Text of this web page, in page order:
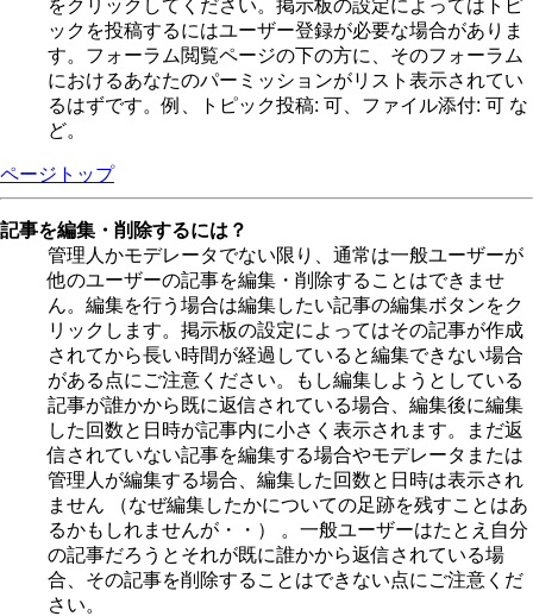
をクリックしてください。掲示板の設定によってはトピ
ックを投稿するにはユーザー登録が必要な場合がありま
す。フォーラム閲覧ページの下の方に、そのフォーラム
におけるあなたのパーミッションがリスト表示されてい
るはずです。例、トピック投稿: 可、ファイル添付: 可 な
ど。
ページトップ
記事を編集・削除するには？
管理人かモデレータでない限り、通常は一般ユーザーが
他のユーザーの記事を編集・削除することはできませ
ん。編集を行う場合は編集したい記事の編集ボタンをク
リックします。掲示板の設定によってはその記事が作成
されてから長い時間が経過していると編集できない場合
がある点にご注意ください。もし編集しようとしている
記事が誰かから既に返信されている場合、編集後に編集
した回数と日時が記事内に小さく表示されます。まだ返
信されていない記事を編集する場合やモデレータまたは
管理人が編集する場合、編集した回数と日時は表示され
ません （なぜ編集したかについての足跡を残すことはあ
るかもしれませんが・・） 。一般ユーザーはたとえ自分
の記事だろうとそれが既に誰かから返信されている場
合、その記事を削除することはできない点にご注意くだ
さい。